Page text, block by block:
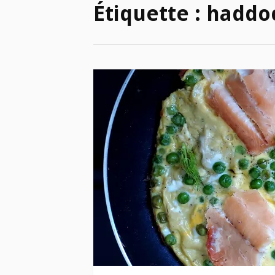
Étiquette :